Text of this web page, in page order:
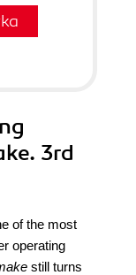
3rd
of the most
operating
still turns